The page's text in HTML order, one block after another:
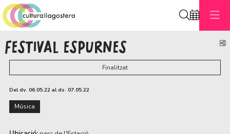
FESTIVAL ESPURNES
Finalitzat
Del dv. 06.05.22 al ds. 07.05.22
Música